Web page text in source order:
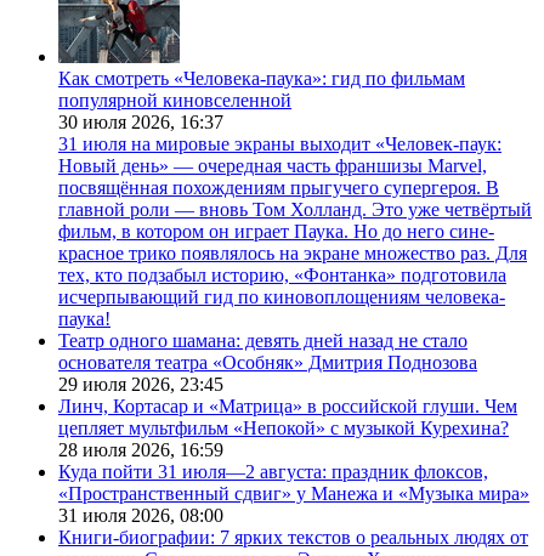
Как смотреть «Человека-паука»: гид по фильмам
популярной киновселенной
30 июля 2026, 16:37
31 июля на мировые экраны выходит «Человек-паук:
Новый день» — очередная часть франшизы Marvel,
посвящённая похождениям прыгучего супергероя. В
главной роли — вновь Том Холланд. Это уже четвёртый
фильм, в котором он играет Паука. Но до него сине-
красное трико появлялось на экране множество раз. Для
тех, кто подзабыл историю, «Фонтанка» подготовила
исчерпывающий гид по киновоплощениям человека-
паука!
Театр одного шамана: девять дней назад не стало
основателя театра «Особняк» Дмитрия Поднозова
29 июля 2026, 23:45
Линч, Кортасар и «Матрица» в российской глуши. Чем
цепляет мультфильм «Непокой» с музыкой Курехина?
28 июля 2026, 16:59
Куда пойти 31 июля—2 августа: праздник флоксов,
«Пространственный сдвиг» у Манежа и «Музыка мира»
31 июля 2026, 08:00
Книги-биографии: 7 ярких текстов о реальных людях от